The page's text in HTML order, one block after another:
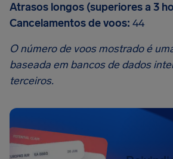
Atrasos longos (superiores a 3
Cancelamentos de voos: 44
O número de voos mostrado é
baseada em bancos de dados
terceiros.